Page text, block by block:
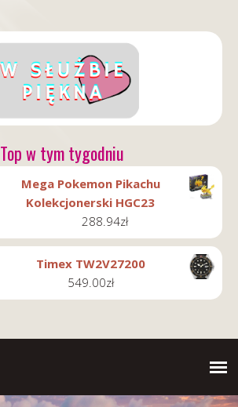
Top w tym tygodniu
Mega Pokemon Pikachu
Kolekcjonerski HGC23
288.94zł
Timex TW2V27200
549.00zł